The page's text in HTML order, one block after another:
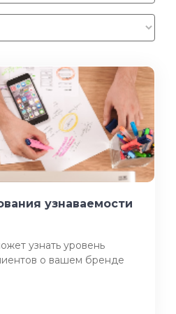
узнаваемости
узнать уровень
о вашем бренде